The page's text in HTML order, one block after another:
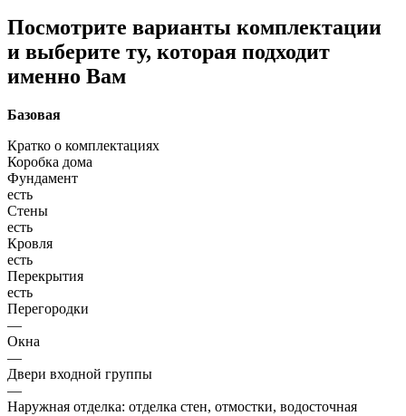
Посмотрите варианты комплектации
и выберите ту, которая подходит
именно Вам
Базовая
Кратко о комплектациях
Коробка дома
Фундамент
есть
Стены
есть
Кровля
есть
Перекрытия
есть
Перегородки
—
Окна
—
Двери входной группы
—
Наружная отделка: отделка стен, отмостки, водосточная